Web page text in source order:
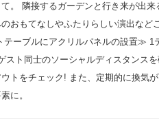
。 隣接するガーデンと行き来が出来
おもてなしやふたりらしい演出など
ーブルにアクリルパネルの設置≫ 1
スト同士のソーシャルディスタンスを
トをチェック! また、定期的に換気
に。